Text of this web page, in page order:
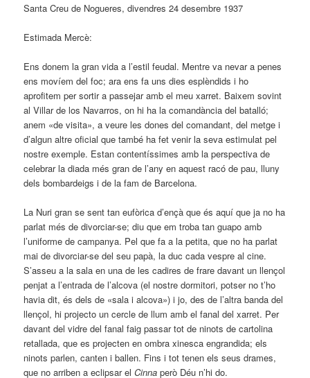
Santa Creu de Nogueres, divendres 24 desembre 1937
Estimada Mercè:
Ens donem la gran vida a l’estil feudal. Mentre va nevar a penes
ens movíem del foc; ara ens fa uns dies esplèndids i ho
aprofitem per sortir a passejar amb el meu xarret. Baixem sovint
al Villar de los Navarros, on hi ha la comandància del batalló;
anem «de visita», a veure les dones del comandant, del metge i
d’algun altre oficial que també ha fet venir la seva estimulat pel
nostre exemple. Estan contentíssimes amb la perspectiva de
celebrar la diada més gran de l’any en aquest racó de pau, lluny
dels bombardeigs i de la fam de Barcelona.
La Nuri gran se sent tan eufòrica d’ençà que és aquí que ja no ha
parlat més de divorciar-se; diu que em troba tan guapo amb
l’uniforme de campanya. Pel que fa a la petita, que no ha parlat
mai de divorciar-se del seu papà, la duc cada vespre al cine.
S’asseu a la sala en una de les cadires de frare davant un llençol
penjat a l’entrada de l’alcova (el nostre dormitori, potser no t’ho
havia dit, és dels de «sala i alcova») i jo, des de l’altra banda del
llençol, hi projecto un cercle de llum amb el fanal del xarret. Per
davant del vidre del fanal faig passar tot de ninots de cartolina
retallada, que es projecten en ombra xinesca engrandida; els
ninots parlen, canten i ballen. Fins i tot tenen els seus drames,
que no arriben a eclipsar elCinna però Déu n’hi do.